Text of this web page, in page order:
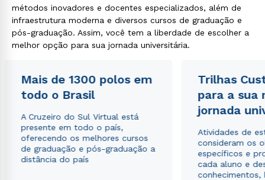
métodos inovadores e docentes especializados, além de
infraestrutura moderna e diversos cursos de graduação e
pós-graduação. Assim, você tem a liberdade de escolher a
melhor opção para sua jornada universitária.
Mais de 1300 polos em
todo o Brasil
A Cruzeiro do Sul Virtual está
presente em todo o país,
oferecendo os melhores cursos
de graduação e pós-graduação a
distância do país
Trilhas
para a sua
jornada
Atividades de
consideram os
específicos e
cada aluno e
conhecimentos,
WhatsApp
Estou de acordo com a Política de Privacidade.e
autorizo que meus dados sejam utilizados para o
envio de conteúdos da Cruzeiro do Sul.